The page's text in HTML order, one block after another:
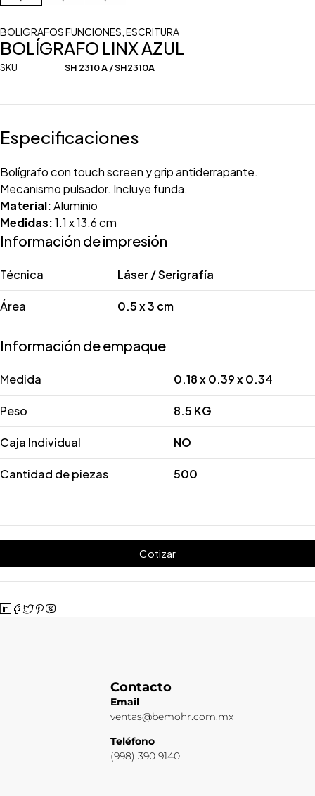
BOLIGRAFOS FUNCIONES ESCRITURA
BOLÍGRAFO LINX AZUL
SKU SH 2310 A / SH2310A
Especificaciones
Bolígrafo con touch screen y grip antiderrapante.
Mecanismo pulsador. Incluye funda.
Material:Aluminio
Medidas:1.1 x 13.6 cm
Información de impresión
Técnica Láser / Serigrafía
Área 0.5 x 3 cm
Información de empaque
Medida 0.18 x 0.39 x 0.34
Peso 8.5 KG
Caja Individual NO
Cantidad de piezas 500
Cotizar
Contacto
Email
ventas@bemohr.com.mx
Teléfono
(998) 390 9140